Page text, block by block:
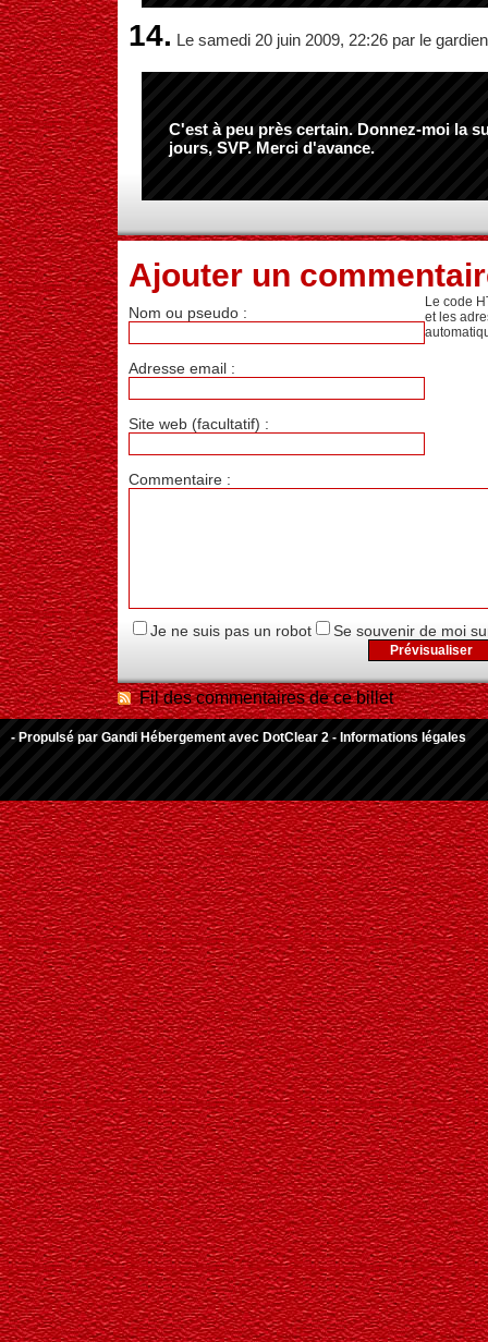
14. Le samedi 20 juin 2009, 22:26 par le gardien
C'est à peu près certain. Donnez-moi la
jours, SVP. Merci d'avance.
Ajouter un
Nom ou pseudo :
Adresse email :
Site web (facultatif) :
Commentaire :
Le code
et les
Je ne suis pas un robot Se souvenir de moi
Fil des commentaires de ce billet
- Propulsé par Gandi Hébergement avec DotClear 2 - Informations légales